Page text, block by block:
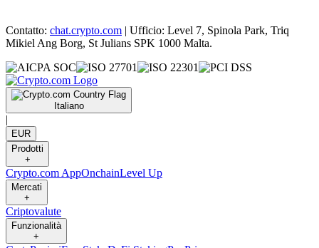
Contatto: chat.crypto.com | Ufficio: Level 7, Spinola Park, Triq
Mikiel Ang Borg, St Julians SPK 1000 Malta.
Italiano
|
EUR
Prodotti
+
Crypto.com AppOnchainLevel Up
Mercati
+
Criptovalute
Funzionalità
+